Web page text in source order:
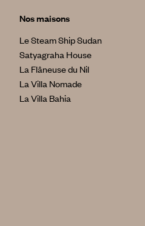
Nos maisons
Le Steam Ship Sudan
Satyagraha House
La Flâneuse du Nil
La Villa Nomade
La Villa Bahia